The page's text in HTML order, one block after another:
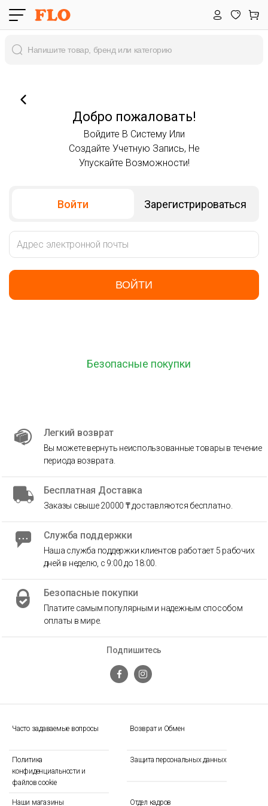
Добро пожаловать!
Войдите В Систему Или
Создайте Учетную Запись, Не
Упускайте Возможности!
Войти Зарегистрироваться
ВОЙТИ
Безопасные покупки
Часто задаваемые вопросы Возврат и Обмен
Политика
конфиденциальности и
файлов cookie
Защита персональных данных
Наши магазины Отдел кадров
Подпишитесь
Легкий возврат
Вы можете вернуть неиспользованные товары в течение
периода возврата.
Бесплатная Доставка
Заказы свыше 20000 ₸ доставляются бесплатно.
Служба поддержки
Наша служба поддержки клиентов работает 5 рабочих
дней в неделю, с 9:00 до 18:00.
Безопасные покупки
Платите самым популярным и надежным способом
оплаты в мире.